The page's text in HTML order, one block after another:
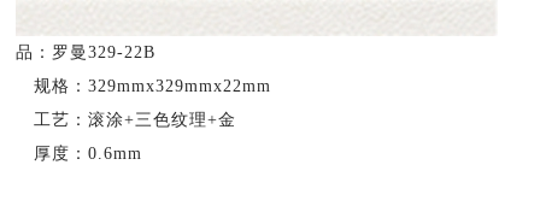
品：罗曼329-22B
规格：329mmx329mmx22mm
工艺：滚涂+三色纹理+金
厚度：0.6mm